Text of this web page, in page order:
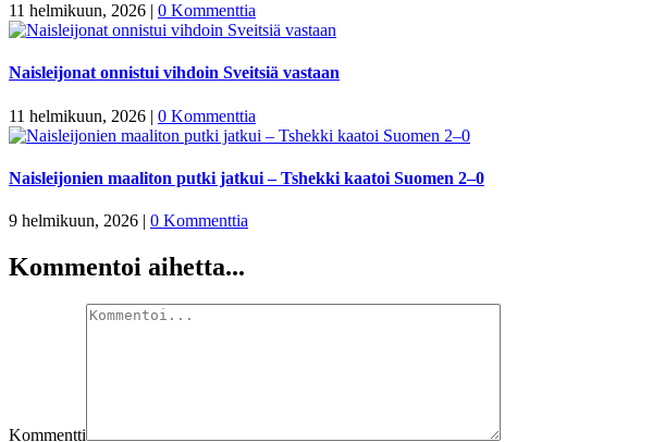
11 helmikuun, 2026 | 0 Kommenttia
Naisleijonat onnistui vihdoin Sveitsiä vastaan
11 helmikuun, 2026 | 0 Kommenttia
Naisleijonien maaliton putki jatkui – Tshekki kaatoi Suomen 2–0
9 helmikuun, 2026 | 0 Kommenttia
Kommentoi aihetta...
Kommentti